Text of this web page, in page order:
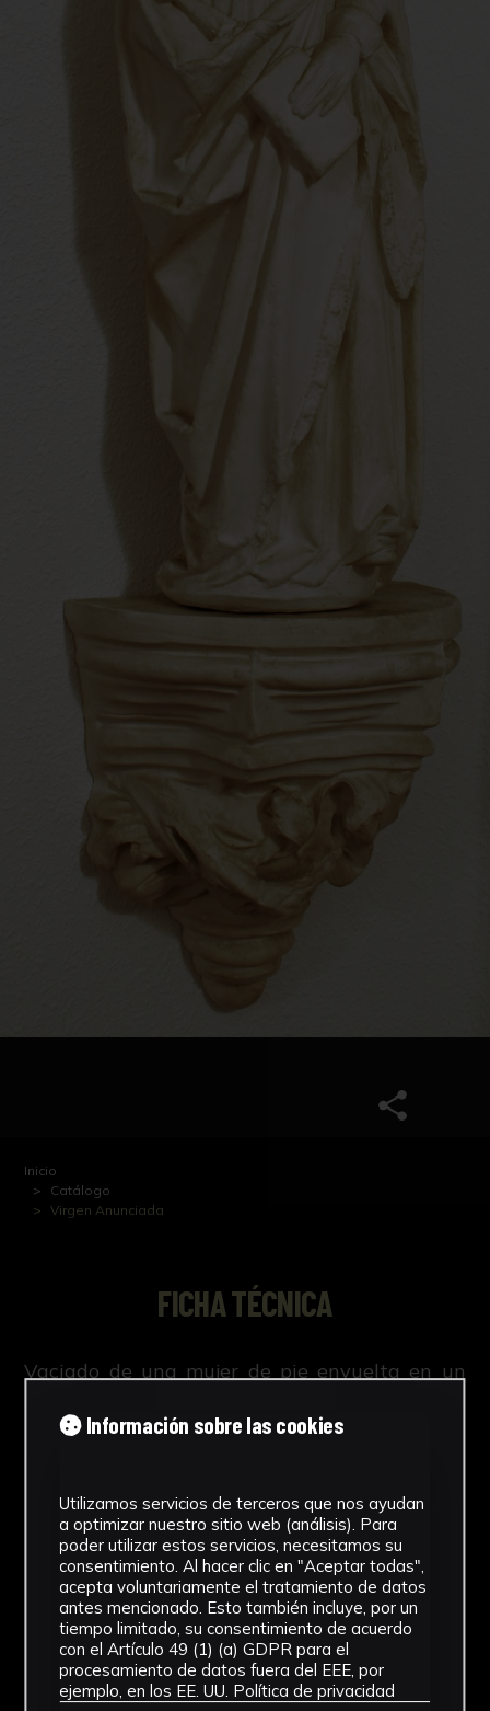
Inicio
Catálogo
Virgen Anunciada
FICHA TÉCNICA
Vaciado de una mujer de pie envuelta en un
la izquierda con un libro; sobre una peana
NºCatálogo
1252-04-CAP-ESC
Autor/es
Desconocido
Información sobre las cookies
Utilizamos servicios de terceros que nos ayudan
a optimizar nuestro sitio web (análisis). Para
poder utilizar estos servicios, necesitamos su
consentimiento. Al hacer clic en "Aceptar todas",
acepta voluntariamente el tratamiento de datos
antes mencionado. Esto también incluye, por un
tiempo limitado, su consentimiento de acuerdo
con el Artículo 49 (1) (a) GDPR para el
procesamiento de datos fuera del EEE, por
ejemplo, en los EE. UU. Política de privacidad